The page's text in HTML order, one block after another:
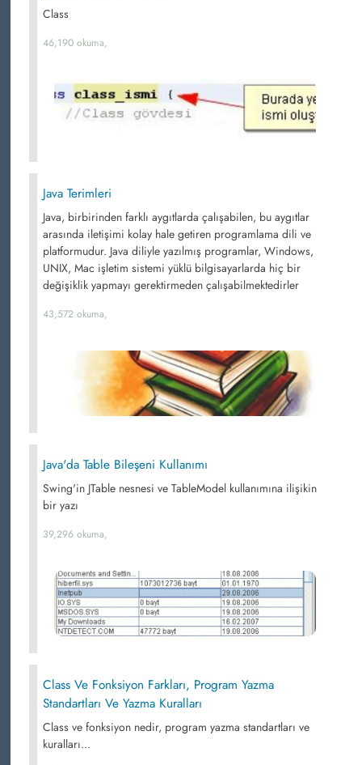
Class
46,190 okuma,
Java Terimleri
Java, birbirinden farklı aygıtlarda çalışabilen, bu aygıtlar
arasında iletişimi kolay hale getiren programlama dili ve
platformudur. Java diliyle yazılmış programlar, Windows,
UNIX, Mac işletim sistemi yüklü bilgisayarlarda hiç bir
değişiklik yapmayı gerektirmeden çalışabilmektedirler
43,572 okuma,
Java'da Table Bileşeni Kullanımı
Swing'in JTable nesnesi ve TableModel kullanımına ilişikin
bir yazı
39,296 okuma,
Class Ve Fonksiyon Farkları, Program Yazma
Standartları Ve Yazma Kuralları
Class ve fonksiyon nedir, program yazma standartları ve
kuralları...